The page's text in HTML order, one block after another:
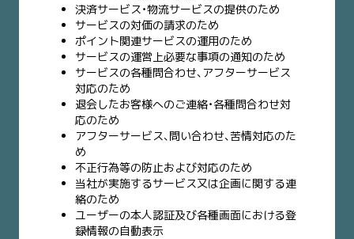
決済サービス・物流サービスの提供のため
サービスの対価の請求のため
ポイント関連サービスの運用のため
サービスの運営上必要な事項の通知のため
サービスの各種問合わせ、アフターサービス
対応のため
退会したお客様へのご連絡・各種問合わせ対
応のため
アフターサービス、問い合わせ、苦情対応のた
め
不正行為等の防止および対応のため
当社が実施するサービス又は企画に関する連
絡のため
ユーザーの本人認証及び各種画面における登
録情報の自動表示